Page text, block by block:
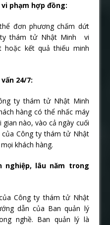
phạm hợp đồng:
đơn phương chấm dứt
thám tử Nhật Minh vi
hoặc kết quả thiếu minh
24/7:
ty thám tử Nhật Minh
hàng có thể nhấc máy
nào, vào cả ngày cuối
Công ty thám tử Nhật
khách hàng.
nghiệp, lâu năm trong
Công ty thám tử Nhật
dẫn của Ban quản lý
nghề. Ban quản lý là